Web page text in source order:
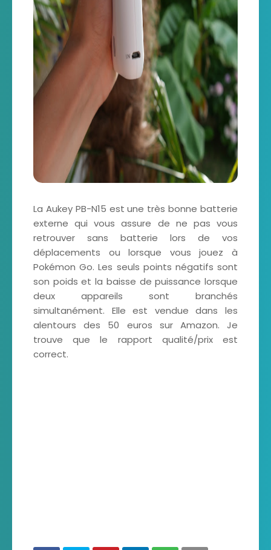
La Aukey PB-N15 est une très bonne batterie
externe qui vous assure de ne pas vous
retrouver sans batterie lors de vos
déplacements ou lorsque vous jouez à
Pokémon Go. Les seuls points négatifs sont
son poids et la baisse de puissance lorsque
deux appareils sont branchés
simultanément. Elle est vendue dans les
alentours des 50 euros sur Amazon. Je
trouve que le rapport qualité/prix est
correct.